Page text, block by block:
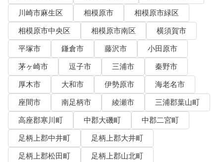
川崎市麻生区
相模原市
相模原市緑区
相模原市中央区
相模原市南区
横須賀市
平塚市
鎌倉市 藤沢市
小田原市
茅ヶ崎市
逗子市 三浦市
秦野市
厚木市
大和市 伊勢原市
海老名市
座間市
南足柄市 綾瀬市
三浦郡葉山町
高座郡寒川町
中郡大磯町
中郡二宮町
足柄上郡中井町
足柄上郡大井町
足柄上郡松田町
足柄上郡山北町